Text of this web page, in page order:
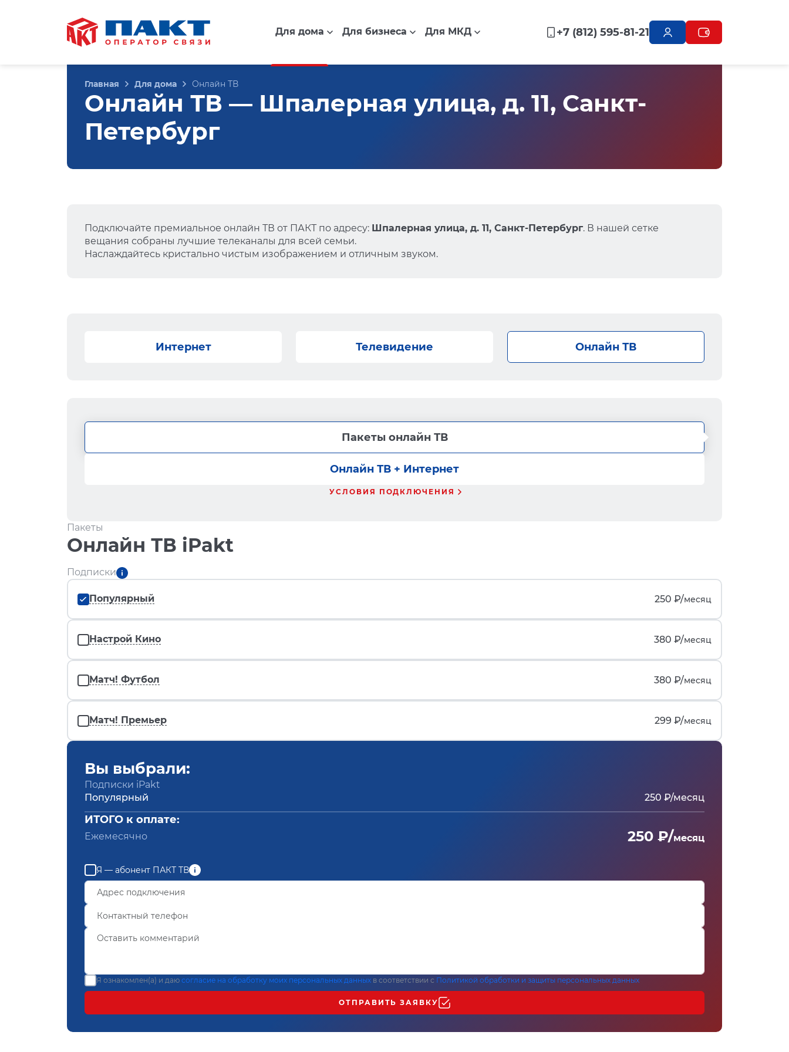
Для дома Для бизнеса Для МКД +7 (812) 595-81-21
Главная Для дома Онлайн ТВ
Онлайн ТВ — Шпалерная улица, д. 11, Санкт-
Петербург
Подключайте премиальное онлайн ТВ от ПАКТ по адресу: Шпалерная улица, д. 11, Санкт-Петербург. В нашей сетке
вещания собраны лучшие телеканалы для всей семьи.
Наслаждайтесь кристально чистым изображением и отличным звуком.
Интернет Телевидение Онлайн ТВ
Пакеты онлайн ТВ
Онлайн ТВ + Интернет
УСЛОВИЯ ПОДКЛЮЧЕНИЯ
Пакеты
Онлайн ТВ iPakt
Подписки
Популярный 250 ₽/месяц
Настрой Кино 380 ₽/месяц
Матч! Футбол 380 ₽/месяц
Матч! Премьер 299 ₽/месяц
Вы выбрали:
Подписки iPakt
Популярный
250 ₽/месяц
ИТОГО к оплате:
Ежемесячно 250 ₽/месяц
Я — абонент ПАКТ ТВ
Я ознакомлен(а) и даю согласие на обработку моих персональных данных в соответствии с Политикой обработки и защиты персональных данных
ОТПРАВИТЬ ЗАЯВКУ